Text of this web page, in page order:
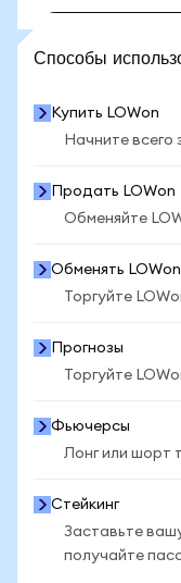
Способы
Купить LOWon
Начните всего
Продать LOWon
Обменяйте
Обменять LOWon
Торгуйте
Прогнозы
Торгуйте
Фьючерсы
Лонг или шорт
Стейкинг
Заставьте
получайте